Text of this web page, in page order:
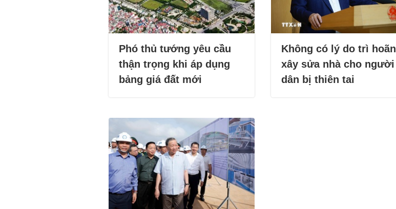
Phó thủ tướng yêu cầu
thận trọng khi áp dụng
bảng giá đất mới
Không có lý do trì hoãn
xây sửa nhà cho người
dân bị thiên tai